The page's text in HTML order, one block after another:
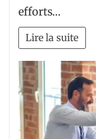
efforts…
Lire la suite